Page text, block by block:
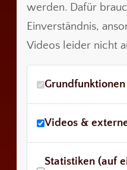
werden. Dafür
Einverständnis,
Videos leider nicht
Grundfunktionen
Videos &
Statistiken (auf